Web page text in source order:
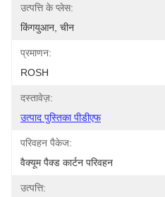
उत्पत्ति के प्लेस:
किंगयुआन, चीन
प्रमाणन:
ROSH
दस्तावेज़:
उत्पाद पुस्तिका पीडीएफ
परिवहन पैकेज:
वैक्यूम पैक्ड कार्टन परिवहन
उत्पत्ति: